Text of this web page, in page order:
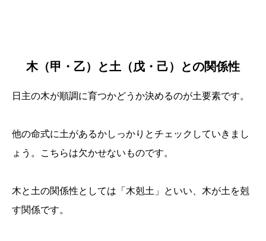
木（甲・乙）と土（戊・己）との関係性
日主の木が順調に育つかどうか決めるのが土要素です。
他の命式に土があるかしっかりとチェックしていきまし
ょう。こちらは欠かせないものです。
木と土の関係性としては「木剋土」といい、木が土を剋
す関係です。